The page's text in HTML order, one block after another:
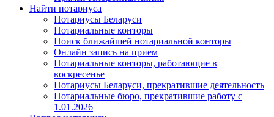
Найти нотариуса
Нотариусы Беларуси
Нотариальные конторы
Поиск ближайшей нотариальной конторы
Онлайн запись на прием
Нотариальные конторы, работающие в
воскресенье
Нотариусы Беларуси, прекратившие деятельность
Нотариальные бюро, прекратившие работу с
1.01.2026